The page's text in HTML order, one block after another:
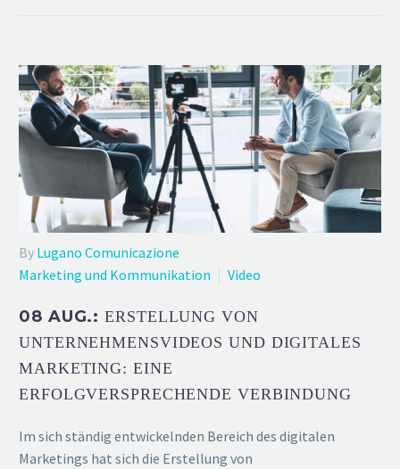
By Lugano Comunicazione
Marketing und Kommunikation
Video
08 AUG.:ERSTELLUNG VON
UNTERNEHMENSVIDEOS UND DIGITALES
MARKETING: EINE
ERFOLGVERSPRECHENDE VERBINDUNG
Im sich ständig entwickelnden Bereich des digitalen
Marketings hat sich die Erstellung von